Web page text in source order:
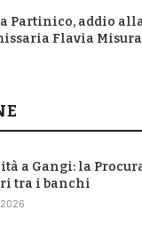
Partinico, addio
Flavia
a Gangi: la
tra i banchi